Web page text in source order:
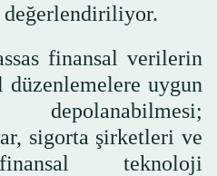
değerlendiriliyor.
finansal verilerin
uygun
sigorta şirketleri ve
teknoloji